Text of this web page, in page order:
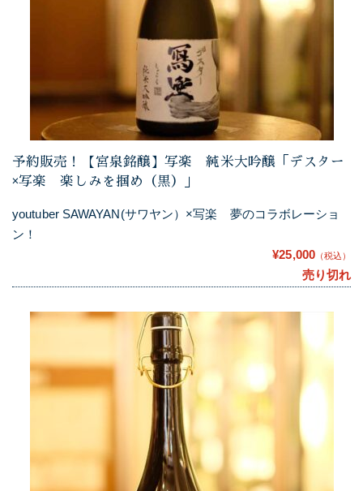
予約販売！【宮泉銘醸】写楽 純米大吟醸「デスター
×写楽 楽しみを掴め（黒）」
youtuber SAWAYAN(サワヤン）×写楽 夢のコラボレーショ
ン！
¥25,000 （税込）
売り切れ